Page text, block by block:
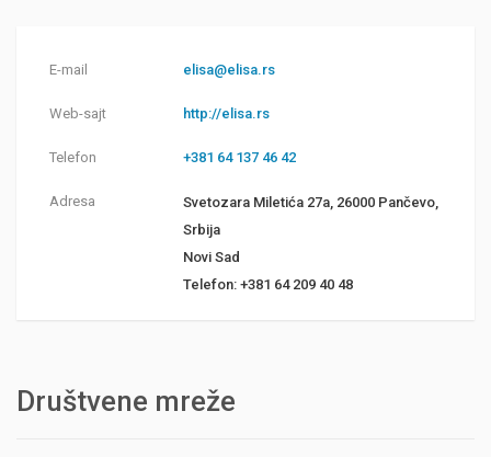
E-mail elisa@elisa.rs
Web-sajt http://elisa.rs
Telefon +381 64 137 46 42
Adresa
Svetozara Miletića 27a, 26000 Pančevo,
Srbija
Novi Sad
Telefon: +381 64 209 40 48
Društvene mreže